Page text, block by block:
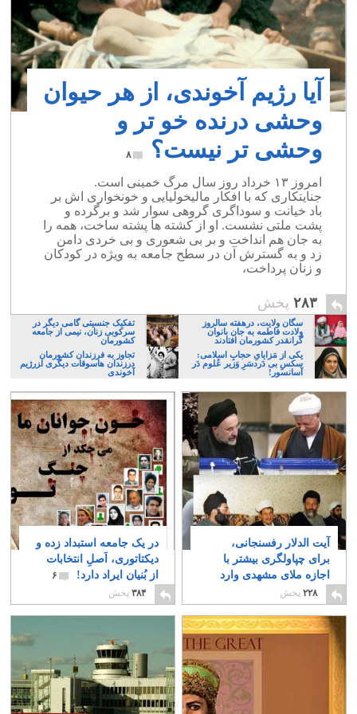
آیا رژیم آخوندی، از هر حیوان
وحشی درنده خو تر و
وحشی تر نیست؟
۸
امروز ۱۳ خرداد روز سال مرگ خمینی است.
جنایتکاری که با افکار مالیخولیایی و خونخواری اش بر
باد خیانت و سوداگری گروهی سوار شد و برگرده و
پشت ملتی نشست. او از کشته ها پشته ساخت، همه را
به جان هم انداخت و بر بی شعوری و بی خردی دامن
زد و به گسترش آن در سطح جامعه به ویژه در کودکان
و زنان پرداخت،
۲۸۳ پخش
سگان ولایت، درهفته سالروز
ولادت فاطمه به جان بانوان
گرانقدر کشورمان افتادند
تفکیک جنسیتی گامی دیگر در
سرکوبی زنان، نیمی از جامعه
کشورمان
یکی از مَزایایِ حجابِ اسلامی:
سکسِ بی دَردسَرِ وَزیر عُلوم دَر
آسانسور!
تجاوز به فرزندان کشورمان
درزندان هاسوقات دیگری ا‍زرژیم
آخوندی
آیت الدلار رفسنجانی،
برای چپاولگری بیشتر با
اجازه ملای مشهدی وارد
گود می شود
۲۲۸ پخش
در یک جامعه استبداد زده و
دیکتاتوری، اَصلِ انتخابات
از بُنیان ایراد دارد!
۶
۳۸۴ پخش